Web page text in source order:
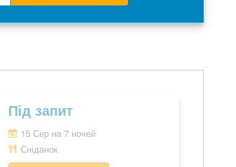
Під запит
15 Сер на 7 ночей
Сніданок